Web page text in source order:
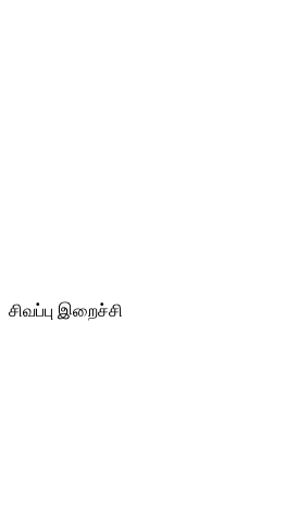
சிவப்பு இறைச்சி